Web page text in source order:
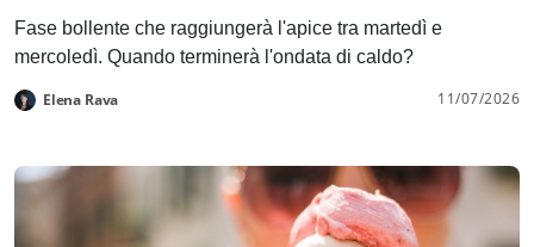
Fase bollente che raggiungerà l'apice tra martedì e
mercoledì. Quando terminerà l'ondata di caldo?
Elena Rava 11/07/2026